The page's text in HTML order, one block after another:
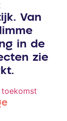
Van
in de
zie